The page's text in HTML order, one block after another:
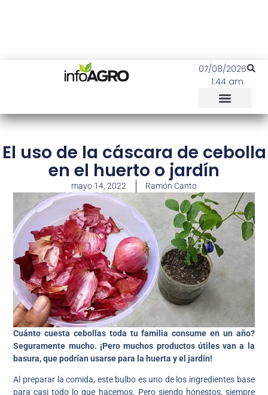
07/08/2026
1:44 am
El uso de la cáscara de cebolla
en el huerto o jardín
mayo 14, 2022 Ramón Canto
Cuánto cuesta cebollas toda tu familia consume en un año?
Seguramente mucho. ¡Pero muchos productos útiles van a la
basura, que podrían usarse para la huerta y el jardín!
Al preparar la comida, este bulbo es uno de los ingredientes base
para casi todo lo que hacemos. Pero siendo honestos, siempre